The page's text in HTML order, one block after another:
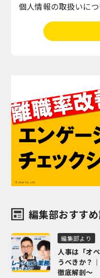
個人情報の取扱いに
編集部おすす
編集部より
人事は「オ
うべきか？
徹底解剖～